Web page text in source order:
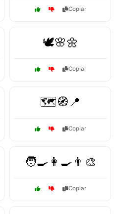
Copiar
🕊️🌸🌼
Copiar
🗺️🧭📍
Copiar
🧑‍🍳👩‍🍳👨‍🎨
Copiar